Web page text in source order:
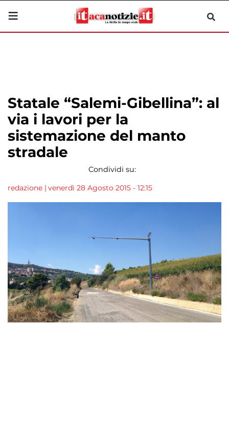
Statale “Salemi-Gibellina”: al
via i lavori per la
sistemazione del manto
stradale
Condividi su:
redazione | venerdì 28 Agosto 2015 - 12:15